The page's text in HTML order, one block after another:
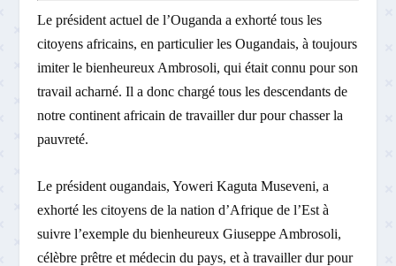
Le président actuel de l’Ouganda a exhorté tous les
citoyens africains, en particulier les Ougandais, à toujours
imiter le bienheureux Ambrosoli, qui était connu pour son
travail acharné. Il a donc chargé tous les descendants de
notre continent africain de travailler dur pour chasser la
pauvreté.
Le président ougandais, Yoweri Kaguta Museveni, a
exhorté les citoyens de la nation d’Afrique de l’Est à
suivre l’exemple du bienheureux Giuseppe Ambrosoli,
célèbre prêtre et médecin du pays, et à travailler dur pour